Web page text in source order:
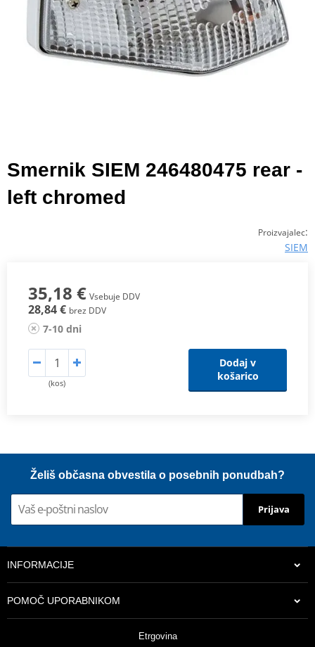
Smernik SIEM 246480475 rear -
left chromed
Proizvajalec:
SIEM
35,18 € Vsebuje DDV
28,84 € brez DDV
7-10 dni
(kos)
Dodaj v
košarico
Želiš občasna obvestila o posebnih ponudbah?
Prijava
INFORMACIJE
POMOČ UPORABNIKOM
Etrgovina